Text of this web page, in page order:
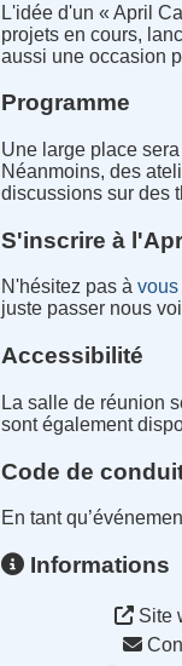
L'idée d'un « April
projets en cours,
aussi une occasion
Programme
Une large place
Néanmoins, des
discussions sur
S'inscrire à
N'hésitez pas à
juste passer nous
Accessibilité
La salle de réunion
sont également
Code de
En tant
Informations
Site